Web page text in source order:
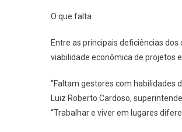
O que falta
Entre as principais deficiências
viabilidade econômica de projetos
“Faltam gestores com habilidades
Luiz Roberto Cardoso,
“Trabalhar e viver em lugares